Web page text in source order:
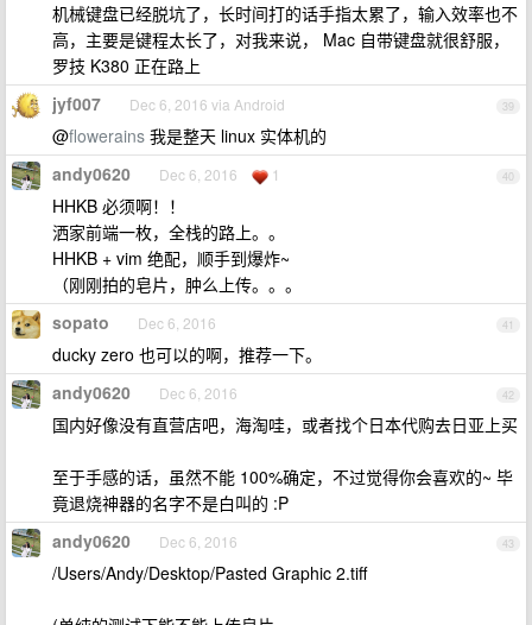
机械键盘已经脱坑了，长时间打的话手指太累了，输入效率也不
高，主要是键程太长了，对我来说， Mac 自带键盘就很舒服，
罗技 K380 正在路上
39
jyf007 Dec 6, 2016 via Android
@flowerains 我是整天 linux 实体机的
40
andy0620 Dec 6, 2016 1
HHKB 必须啊！！
洒家前端一枚，全栈的路上。。
HHKB + vim 绝配，顺手到爆炸~
（刚刚拍的皂片，肿么上传。。。
41
sopato Dec 6, 2016
ducky zero 也可以的啊，推荐一下。
42
andy0620 Dec 6, 2016
国内好像没有直营店吧，海淘哇，或者找个日本代购去日亚上买
至于手感的话，虽然不能 100%确定，不过觉得你会喜欢的~ 毕
竟退烧神器的名字不是白叫的 :P
43
andy0620 Dec 6, 2016
/Users/Andy/Desktop/Pasted Graphic 2.tiff